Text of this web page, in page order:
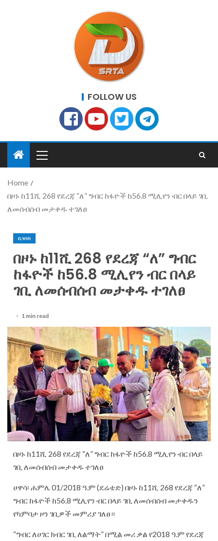
FOLLOW US
Home
በዞኑ ከ11ሺ 268 የደረጃ “ለ” ግብር ከፋዮች ከ56.8 ሚሊየን ብር በላይ ገቢ
ለመሰብሰብ መታቀዱ ተገለፀ
ቢዝነስ
በዞኑ ከ11ሺ 268 የደረጃ “ለ” ግብር
ከፋዮች ከ56.8 ሚሊየን ብር በላይ
ገቢ ለመሰብሰብ መታቀዱ ተገለፀ
1 min read
በዞኑ ከ11ሺ 268 የደረጃ “ለ” ግብር ከፋዮች ከ56.8 ሚሊየን ብር በላይ
ገቢ ለመሰብሰብ መታቀዱ ተገለፀ
ሀዋሳ፡ ሐምሌ 01/2018 ዓ.ም (ደሬቴድ) በዞኑ ከ11ሺ 268 የደረጃ “ለ”
ግብር ከፋዮች ከ56.8 ሚሊየን ብር በላይ ገቢ ለመሰብሰብ መታቀዱን
የካምባታ ዞን ገቢዎች መምሪያ ገለፀ።
“ግብር ለሀገር ክብር ገቢ ለልማት” በሚል መሪ ቃል የ2018 ዓ.ም የደረጃ